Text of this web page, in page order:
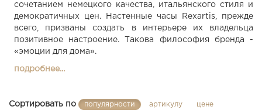
сочетанием немецкого качества, итальянского стиля и
демократичных цен. Настенные часы Rexartis, прежде
всего, призваны создать в интерьере их владельца
позитивное настроение. Такова философия бренда -
«эмоции для дома».
подробнее...
Сортировать по популярности артикулу цене